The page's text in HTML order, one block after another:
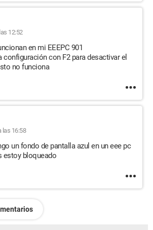
12:52
en mi EEEPC 901
configuración con F2 para desactivar el
no funciona
las 16:58
un fondo de pantalla azul en un eee pc
estoy bloqueado